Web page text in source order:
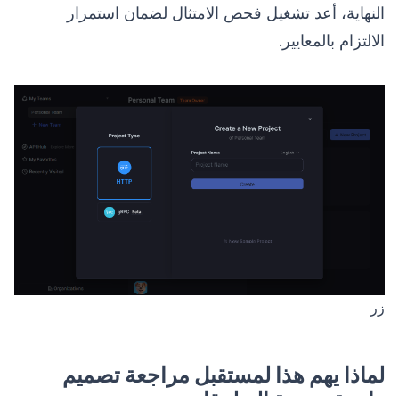
النهاية، أعد تشغيل فحص الامتثال لضمان استمرار
الالتزام بالمعايير.
زر
لماذا يهم هذا لمستقبل مراجعة تصميم